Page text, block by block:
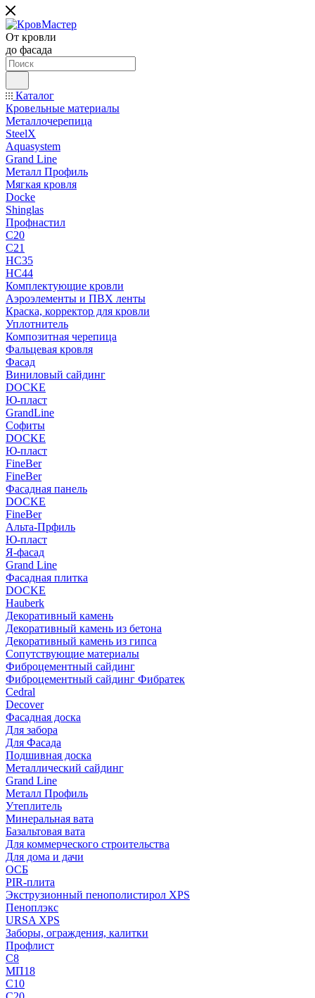
От кровли
до фасада
Каталог
Кровельные материалы
Металлочерепица
SteelX
Aquasystem
Grand Line
Металл Профиль
Мягкая кровля
Docke
Shinglas
Профнастил
C20
C21
НС35
НС44
Комплектующие кровли
Аэроэлементы и ПВХ ленты
Краска, корректор для кровли
Уплотнитель
Композитная черепица
Фальцевая кровля
Фасад
Виниловый сайдинг
DOCKE
Ю-пласт
GrandLine
Софиты
DOCKE
Ю-пласт
FineBer
FineBer
Фасадная панель
DOCKE
FineBer
Альта-Прфиль
Ю-пласт
Я-фасад
Grand Line
Фасадная плитка
DOCKE
Hauberk
Декоративный камень
Декоративный камень из бетона
Декоративный камень из гипса
Сопутствующие материалы
Фиброцементный сайдинг
Фиброцементный сайдинг Фибратек
Cedral
Decover
Фасадная доска
Для забора
Для Фасада
Подшивная доска
Металлический сайдинг
Grand Line
Металл Профиль
Утеплитель
Минеральная вата
Базальтовая вата
Для коммерческого строительства
Для дома и дачи
ОСБ
PIR-плита
Экструзионный пенополистирол XPS
Пеноплэкс
URSA XPS
Заборы, ограждения, калитки
Профлист
С8
МП18
С10